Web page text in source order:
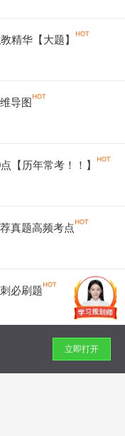
精华【大题】
导图
【历年常考！！】
真题高频考点
必刷题
立即打开